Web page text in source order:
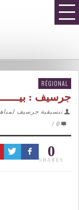
RÉGIONAL
جرسيف :
تنسيقية جرسيف
0
/
0
SHARES